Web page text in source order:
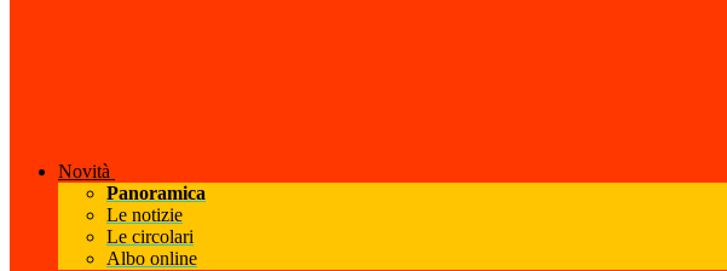
Novità
Panoramica
Le notizie
Le circolari
Albo online